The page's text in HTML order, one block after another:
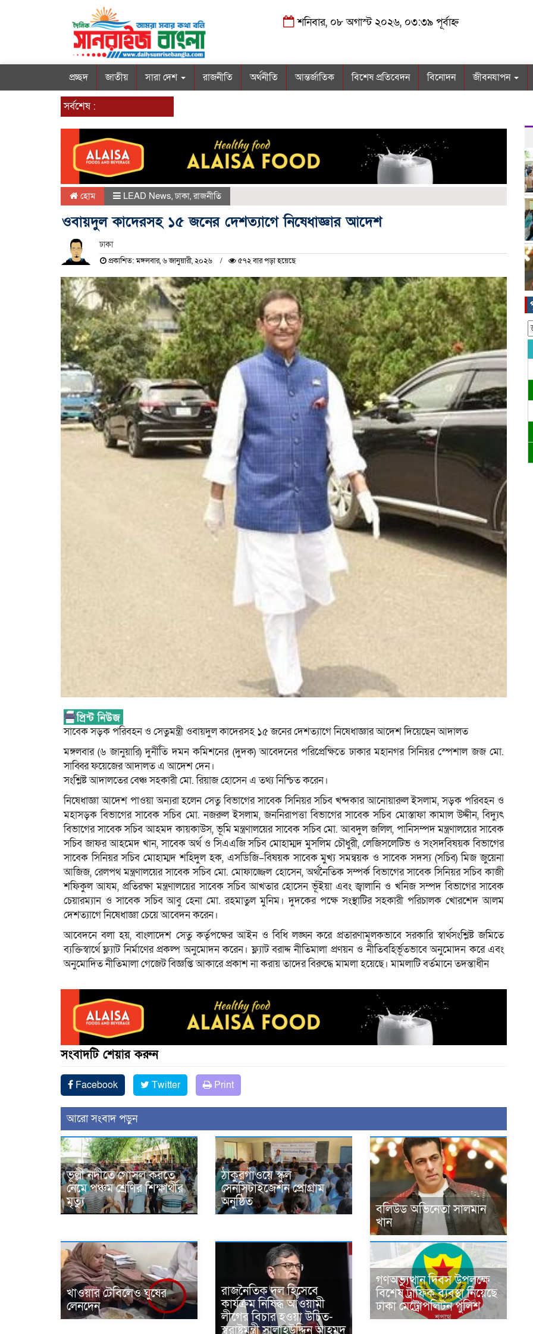
শনিবার, ০৮ অগাস্ট ২০২৬, ০৩:৩৯ পূর্বাহ্ন
প্রচ্ছদ জাতীয় সারা দেশ রাজনীতি অর্থনীতি আন্তর্জাতিক বিশেষ প্রতিবেদন বিনোদন জীবনযাপন
সর্বশেষ :
হোম LEAD News,ঢাকা,রাজনীতি
ওবায়দুল কাদেরসহ ১৫ জনের দেশত্যাগে নিষেধাজ্ঞার আদেশ
ঢাকা
প্রকাশিত: মঙ্গলবার, ৬ জানুয়ারী, ২০২৬ ৫৭২ বার পড়া হয়েছে
সাবেক সড়ক পরিবহন ও সেতুমন্ত্রী ওবায়দুল কাদেরসহ ১৫ জনের দেশত্যাগে নিষেধাজ্ঞার আদেশ দিয়েছেন আদালত
মঙ্গলবার (৬ জানুয়ারি) দুর্নীতি দমন কমিশনের (দুদক) আবেদনের পরিপ্রেক্ষিতে ঢাকার মহানগর সিনিয়র স্পেশাল জজ মো.
সাব্বির ফয়েজের আদালত এ আদেশ দেন।
সংশ্লিষ্ট আদালতের বেঞ্চ সহকারী মো. রিয়াজ হোসেন এ তথ্য নিশ্চিত করেন।
নিষেধাজ্ঞা আদেশ পাওয়া অন্যরা হলেন সেতু বিভাগের সাবেক সিনিয়র সচিব খন্দকার আনোয়ারুল ইসলাম, সড়ক পরিবহন ও
মহাসড়ক বিভাগের সাবেক সচিব মো. নজরুল ইসলাম, জননিরাপত্তা বিভাগের সাবেক সচিব মোস্তাফা কামাল উদ্দীন, বিদ্যুৎ
বিভাগের সাবেক সচিব আহমদ কায়কাউস, ভূমি মন্ত্রণালয়ের সাবেক সচিব মো. আবদুল জলিল, পানিসম্পদ মন্ত্রণালয়ের সাবেক
সচিব জাফর আহমেদ খান, সাবেক অর্থ ও সিএএজি সচিব মোহাম্মদ মুসলিম চৌধুরী, লেজিসলেটিভ ও সংসদবিষয়ক বিভাগের
সাবেক সিনিয়র সচিব মোহাম্মদ শহিদুল হক, এসডিজি–বিষয়ক সাবেক মুখ্য সমন্বয়ক ও সাবেক সদস্য (সচিব) মিজ জুয়েনা
আজিজ, রেলপথ মন্ত্রণালয়ের সাবেক সচিব মো. মোফাজ্জেল হোসেন, অর্থনৈতিক সম্পর্ক বিভাগের সাবেক সিনিয়র সচিব কাজী
শফিকুল আযম, প্রতিরক্ষা মন্ত্রণালয়ের সাবেক সচিব আখতার হোসেন ভূঁইয়া এবং জ্বালানি ও খনিজ সম্পদ বিভাগের সাবেক
চেয়ারম্যান ও সাবেক সচিব আবু হেনা মো. রহমাতুল মুনিম। দুদকের পক্ষে সংস্থাটির সহকারী পরিচালক খোরশেদ আলম
দেশত্যাগে নিষেধাজ্ঞা চেয়ে আবেদন করেন।
আবেদনে বলা হয়, বাংলাদেশ সেতু কর্তৃপক্ষের আইন ও বিধি লঙ্ঘন করে প্রতারণামূলকভাবে সরকারি স্বার্থসংশ্লিষ্ট জমিতে
ব্যক্তিস্বার্থে ফ্ল্যাট নির্মাণের প্রকল্প অনুমোদন করেন। ফ্ল্যাট বরাদ্দ নীতিমালা প্রণয়ন ও নীতিবহির্ভূতভাবে অনুমোদন করে এবং
অনুমোদিত নীতিমালা গেজেট বিজ্ঞপ্তি আকারে প্রকাশ না করায় তাদের বিরুদ্ধে মামলা হয়েছে। মামলাটি বর্তমানে তদন্তাধীন
সংবাদটি শেয়ার করুন
Facebook Twitter Print
আরো সংবাদ পড়ুন
ভূল্লী নদীতে গোসল করতে
নেমে পঞ্চম শ্রেণির শিক্ষার্থীর
মৃত্যু
ঠাকুরগাঁওয়ে স্কুল
সেনসিটাইজেশন প্রোগ্রাম
অনুষ্ঠিত
বলিউড অভিনেতা সালমান
খান
খাওয়ার টেবিলেও ঘুষের
লেনদেন
রাজনৈতিক দল হিসেবে
কার্যক্রম নিষিদ্ধ আওয়ামী
লীগের বিচার হওয়া উচিত-
স্বরাষ্ট্রমন্ত্রী সালাহউদ্দিন আহমদ
গণঅভ্যুত্থান দিবস উপলক্ষে
বিশেষ ট্রাফিক ব্যবস্থা নিয়েছে
ঢাকা মেট্রোপলিটন পুলিশ